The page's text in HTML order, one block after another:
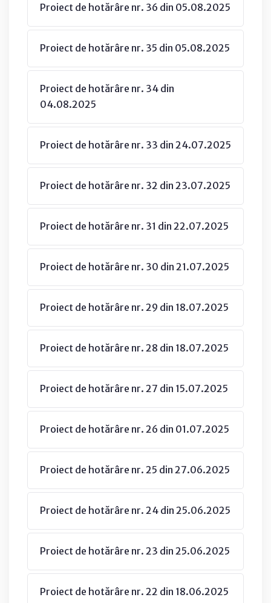
Proiect de hotărâre nr. 36 din 05.08.2025
Proiect de hotărâre nr. 35 din 05.08.2025
Proiect de hotărâre nr. 34 din
04.08.2025
Proiect de hotărâre nr. 33 din 24.07.2025
Proiect de hotărâre nr. 32 din 23.07.2025
Proiect de hotărâre nr. 31 din 22.07.2025
Proiect de hotărâre nr. 30 din 21.07.2025
Proiect de hotărâre nr. 29 din 18.07.2025
Proiect de hotărâre nr. 28 din 18.07.2025
Proiect de hotărâre nr. 27 din 15.07.2025
Proiect de hotărâre nr. 26 din 01.07.2025
Proiect de hotărâre nr. 25 din 27.06.2025
Proiect de hotărâre nr. 24 din 25.06.2025
Proiect de hotărâre nr. 23 din 25.06.2025
Proiect de hotărâre nr. 22 din 18.06.2025